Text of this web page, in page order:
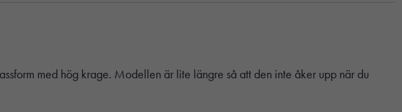
med hög krage. Modellen är lite längre så att den inte åker upp när du